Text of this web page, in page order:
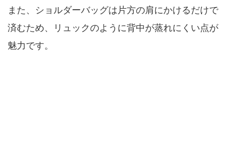
また、ショルダーバッグは片方の肩にかけるだけで
済むため、リュックのように背中が蒸れにくい点が
魅力です。